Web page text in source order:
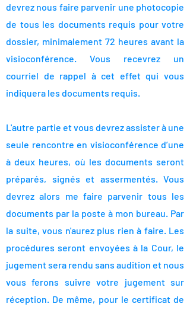
devrez nous faire parvenir une photocopie
de tous les documents requis pour votre
dossier, minimalement 72 heures avant la
visioconférence. Vous recevrez un
courriel de rappel à cet effet qui vous
indiquera les documents requis.
L'autre partie et vous devrez assister à une
seule rencontre en visioconférence d’une
à deux heures, où les documents seront
préparés, signés et assermentés. Vous
devrez alors me faire parvenir tous les
documents par la poste à mon bureau. Par
la suite, vous n'aurez plus rien à faire. Les
procédures seront envoyées à la Cour, le
jugement sera rendu sans audition et nous
vous ferons suivre votre jugement sur
réception. De même, pour le certificat de